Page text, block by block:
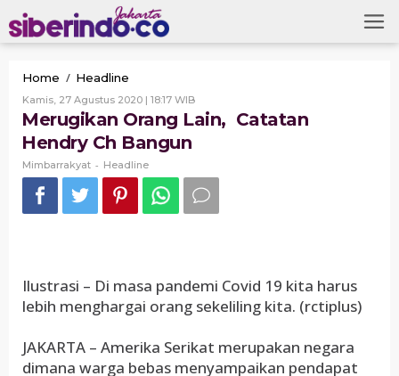
to
content
Home / Headline
Orang
Lain,
Catatan
Hendry
Bangun
Kamis, 27 Agustus 2020 | 18:17 WIBOleh
Mimbarrakyat
Merugikan Orang Lain, Catatan
Hendry Ch Bangun
Mimbarrakyat - Headline
Ilustrasi – Di masa pandemi Covid 19 kita harus
lebih menghargai orang sekeliling kita. (rctiplus)
JAKARTA – Amerika Serikat merupakan negara
dimana warga bebas menyampaikan pendapat